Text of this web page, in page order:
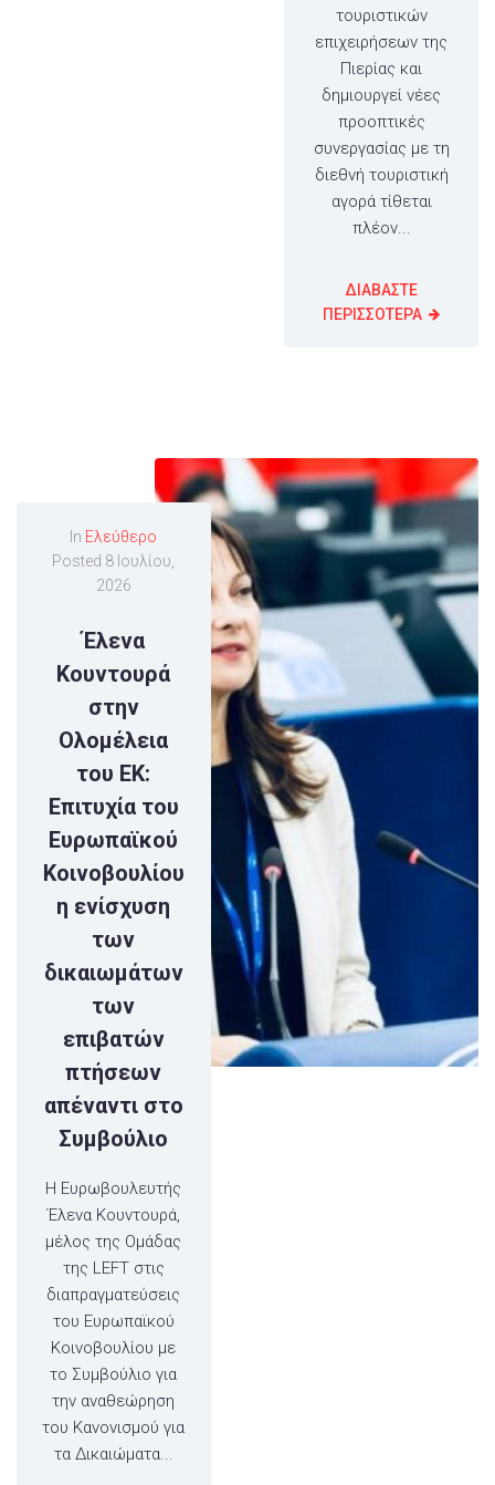
τουριστικών
επιχειρήσεων της
Πιερίας και
δημιουργεί νέες
προοπτικές
συνεργασίας με τη
διεθνή τουριστική
αγορά τίθεται
πλέον...
ΔΙΑΒΑΣΤΕ
ΠΕΡΙΣΣΟΤΕΡΑ
In Ελεύθερο
Posted 8 Ιουλίου,
2026
Έλενα
Κουντουρά
στην
Ολομέλεια
του ΕΚ:
Επιτυχία του
Ευρωπαϊκού
Κοινοβουλίου
η ενίσχυση
των
δικαιωμάτων
των
επιβατών
πτήσεων
απέναντι στο
Συμβούλιο
Η Ευρωβουλευτής
Έλενα Κουντουρά,
μέλος της Ομάδας
της LEFT στις
διαπραγματεύσεις
του Ευρωπαϊκού
Κοινοβουλίου με
το Συμβούλιο για
την αναθεώρηση
του Κανονισμού για
τα Δικαιώματα...